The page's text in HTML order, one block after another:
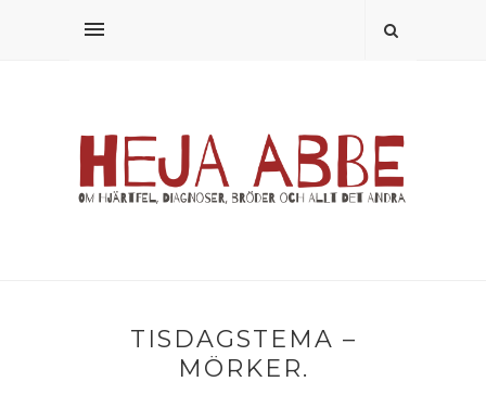
TISDAGSTEMA –
MÖRKER.